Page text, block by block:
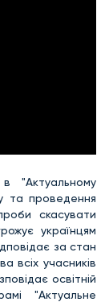
"Актуальному
та проведення
скасувати
українцям
за стан
всіх учасників
освітній
"Актуальне